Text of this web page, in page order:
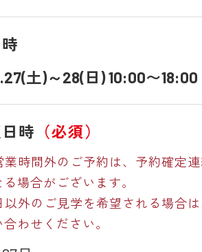
土)～28(日) 10:00〜18:00
時 （必須）
時間外のご予約は、予約確定
る場合がございます。
外のご見学を希望される場合
わせください。